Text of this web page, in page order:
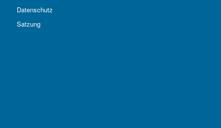
Datenschutz
Satzung